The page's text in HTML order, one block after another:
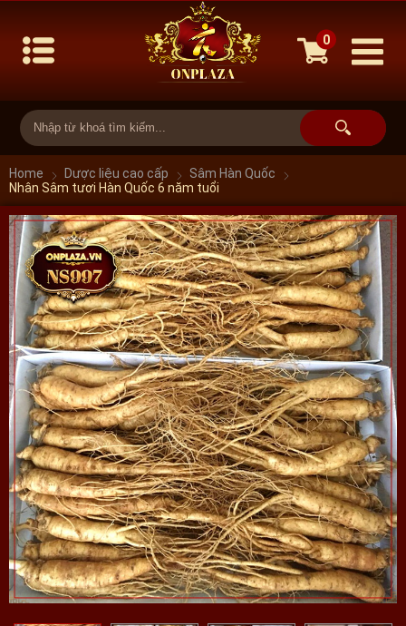
0
Home Dược liệu cao cấp
Sâm Hàn Quốc
Nhân Sâm tươi Hàn Quốc 6 năm tuổi